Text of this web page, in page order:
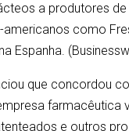
a produtores
como
Espanha.
que
farmacêutica
e outros